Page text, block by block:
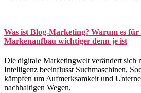
Was ist Blog-Marketing? Warum es
Markenaufbau wichtiger denn je ist
Die digitale Marketingwelt verändert sich
Intelligenz beeinflusst Suchmaschinen,
kämpfen um Aufmerksamkeit und
nachhaltigen Wegen,